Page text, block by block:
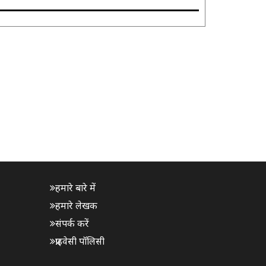
हमारे बारे में
हमारे लेखक
संपर्क करें
प्राइवेसी पॉलिसी